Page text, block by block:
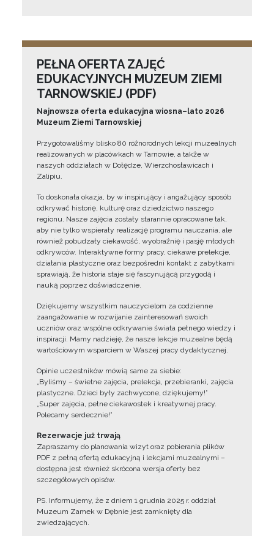
PEŁNA OFERTA ZAJĘĆ
EDUKACYJNYCH MUZEUM ZIEMI
TARNOWSKIEJ (PDF)
Najnowsza oferta edukacyjna wiosna–lato 2026
Muzeum Ziemi Tarnowskiej
Przygotowaliśmy blisko 80 różnorodnych lekcji muzealnych
realizowanych w placówkach w Tarnowie, a także w
naszych oddziałach w Dołędze, Wierzchosławicach i
Zalipiu.
To doskonała okazja, by w inspirujący i angażujący sposób
odkrywać historię, kulturę oraz dziedzictwo naszego
regionu. Nasze zajęcia zostały starannie opracowane tak,
aby nie tylko wspierały realizację programu nauczania, ale
również pobudzały ciekawość, wyobraźnię i pasję młodych
odkrywców. Interaktywne formy pracy, ciekawe prelekcje,
działania plastyczne oraz bezpośredni kontakt z zabytkami
sprawiają, że historia staje się fascynującą przygodą i
nauką poprzez doświadczenie.
Dziękujemy wszystkim nauczycielom za codzienne
zaangażowanie w rozwijanie zainteresowań swoich
uczniów oraz wspólne odkrywanie świata pełnego wiedzy i
inspiracji. Mamy nadzieję, że nasze lekcje muzealne będą
wartościowym wsparciem w Waszej pracy dydaktycznej.
Opinie uczestników mówią same za siebie:
„Byliśmy – świetne zajęcia, prelekcja, przebieranki, zajęcia
plastyczne. Dzieci były zachwycone, dziękujemy!”
„Super zajęcia, pełne ciekawostek i kreatywnej pracy.
Polecamy serdecznie!”
Rezerwacje już trwają
Zapraszamy do planowania wizyt oraz pobierania plików
PDF z pełną ofertą edukacyjną i lekcjami muzealnymi –
dostępna jest również skrócona wersja oferty bez
szczegółowych opisów.
PS. Informujemy, że z dniem 1 grudnia 2025 r. oddział
Muzeum Zamek w Dębnie jest zamknięty dla
zwiedzających.